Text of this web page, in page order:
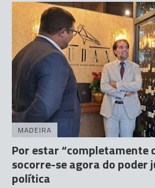
MADEIRA
Por estar “completamente
socorre-se agora do poder
política